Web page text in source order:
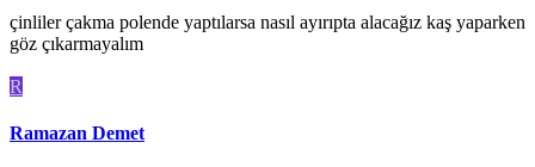
çinliler çakma polende yaptılarsa nasıl ayırıpta alacağız kaş yaparken
göz çıkarmayalım
R
Ramazan Demet